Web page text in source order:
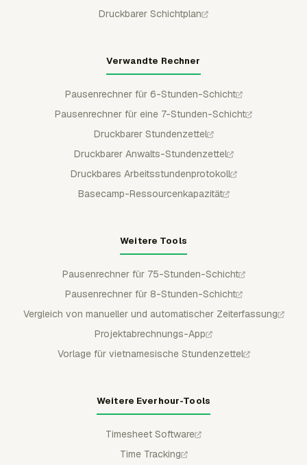
Druckbarer Schichtplan
Verwandte Rechner
Pausenrechner für 6-Stunden-Schicht
Pausenrechner für eine 7-Stunden-Schicht
Druckbarer Stundenzettel
Druckbarer Anwalts-Stundenzettel
Druckbares Arbeitsstundenprotokoll
Basecamp-Ressourcenkapazität
Weitere Tools
Pausenrechner für 75-Stunden-Schicht
Pausenrechner für 8-Stunden-Schicht
Vergleich von manueller und automatischer Zeiterfassung
Projektabrechnungs-App
Vorlage für vietnamesische Stundenzettel
Weitere Everhour-Tools
Timesheet Software
Time Tracking